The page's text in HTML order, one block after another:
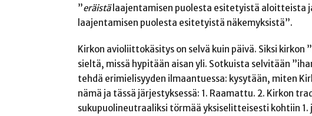
”eräistälaajentamisen puolesta esitetyistä aloitteista
laajentamisen puolesta esitetyistä näkemyksistä”.
Kirkon avioliittokäsitys on selvä kuin päivä. Siksi
sieltä, missä hypitään aisan yli. Sotkuista selvitään
tehdä erimielisyyden ilmaantuessa: kysytään, miten
nämä ja tässä järjestyksessä: 1. Raamattu. 2. Kirkon
sukupuolineutraaliksi törmää yksiselitteisesti kohtiin